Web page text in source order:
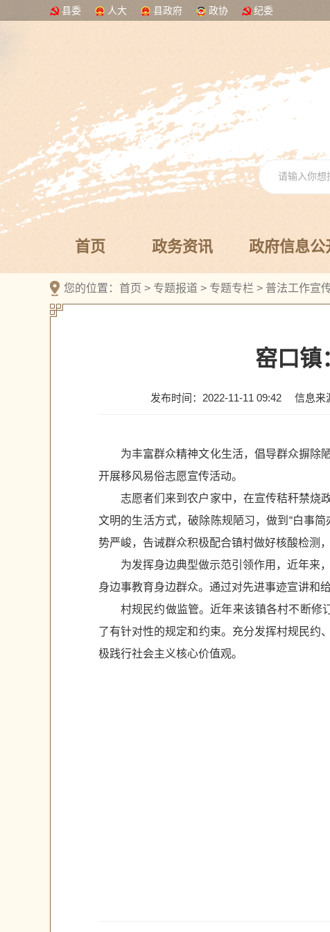
县委 人大 县政府 政协 纪委
首页 政务资讯 政府信息公
您的位置： 首页 > 专题报道 > 专题专栏 > 普法工作宣
窑口镇
发布时间：2022-11-11 09:42 信息来
为丰富群众精神文化生活，倡导群众摒除
开展移风易俗志愿宣传活动。
志愿者们来到农户家中，在宣传秸秆禁烧
文明的生活方式，破除陈规陋习，做到“白事
势严峻，告诫群众积极配合镇村做好核酸检测
为发挥身边典型做示范引领作用，近年来
身边事教育身边群众。通过对先进事迹宣讲和
村规民约做监管。近年来该镇各村不断修
了有针对性的规定和约束。充分发挥村规民约
极践行社会主义核心价值观。